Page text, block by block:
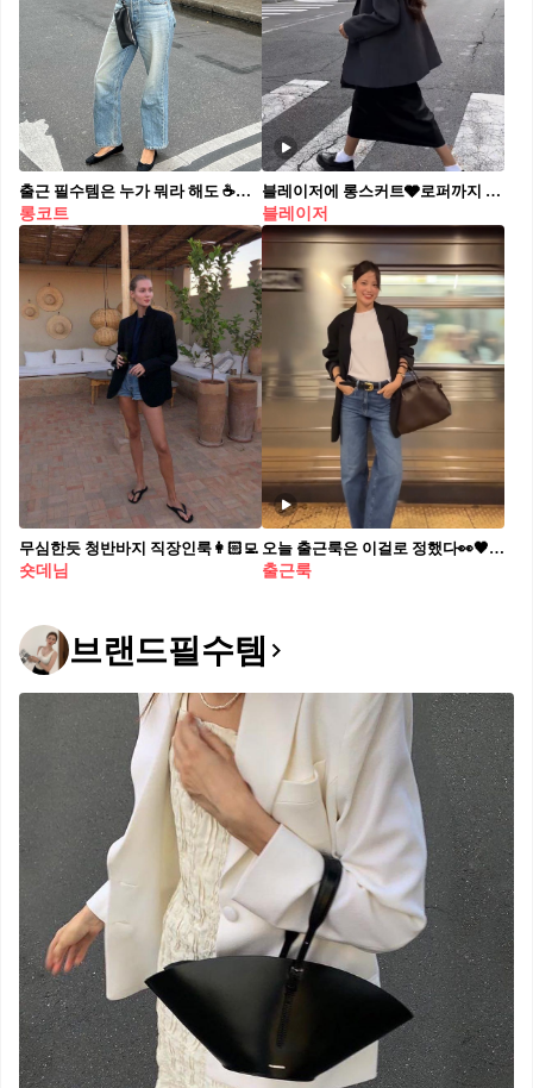
출근 필수템은 누가 뭐라 해도 ☕️커피지! 아직도 아이스 아메리카노 마시는 사람🙌🏻@누구?
롱코트
블레이저에 롱스커트🩶로퍼까지 더한 시크 출근룩👩🏻‍🏫
블레이저
무심한듯 청반바지 직장인룩👩🏻‍💻
숏데님
오늘 출근룩은 이걸로 정했다👀🖤 실패할 수가 없는 블레이저&데님👖브라운 빅백까지 더해👜
출근룩
브랜드필수템